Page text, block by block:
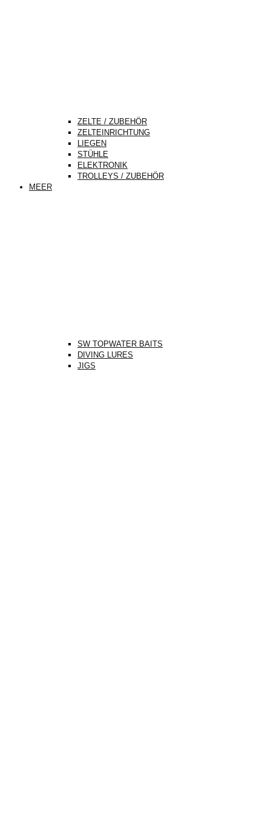
ZELTE / ZUBEHÖR
ZELTEINRICHTUNG
LIEGEN
STÜHLE
ELEKTRONIK
TROLLEYS / ZUBEHÖR
MEER
SW TOPWATER BAITS
DIVING LURES
JIGS